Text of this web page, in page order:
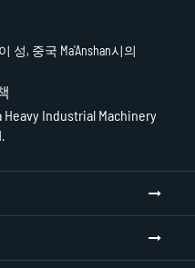
성, 중국 Ma'Anshan시의
Heavy Industrial Machinery